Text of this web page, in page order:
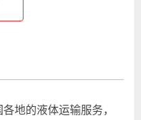
地的液体运输服务，